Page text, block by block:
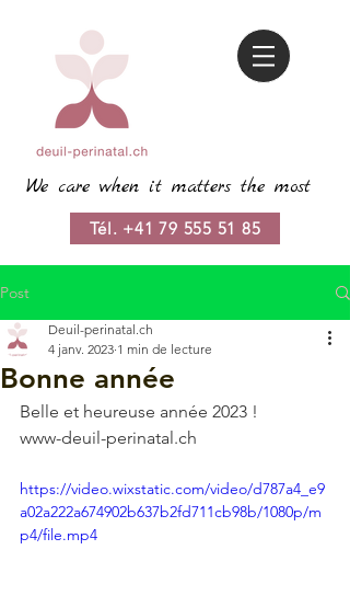
We care when it matters the most
Tél. +41 79 555 51 85
Post
Bonne année
Deuil-perinatal.ch
4 janv. 2023 1 min de lecture
Belle et heureuse année 2023 !
www-deuil-perinatal.ch
https://video.wixstatic.com/video/d787a4_e9
a02a222a674902b637b2fd711cb98b/1080p/m
p4/file.mp4